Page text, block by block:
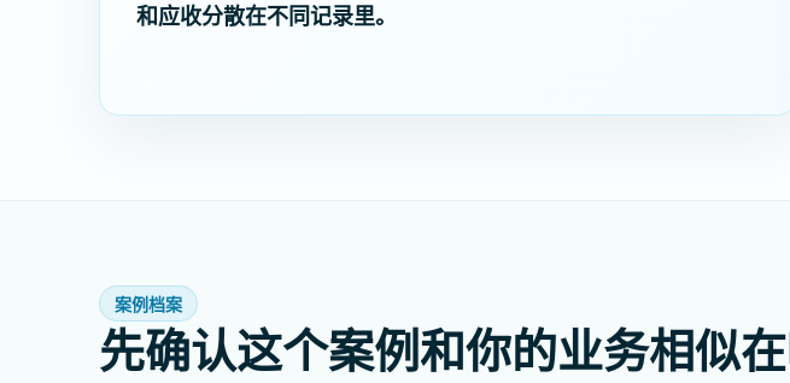
和应收分散在不同记录里。
案例档案
先确认这个案例和你的业务相似